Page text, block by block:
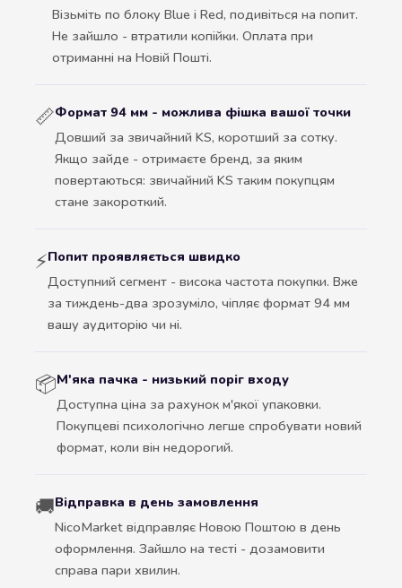
Візьміть по блоку Blue і Red, подивіться на попит.
Не зайшло - втратили копійки. Оплата при
отриманні на Новій Пошті.
📏Формат 94 мм - можлива фішка вашої точки
Довший за звичайний KS, коротший за сотку.
Якщо зайде - отримаєте бренд, за яким
повертаються: звичайний KS таким покупцям
стане закороткий.
⚡Попит проявляється швидко
Доступний сегмент - висока частота покупки. Вже
за тиждень-два зрозуміло, чіпляє формат 94 мм
вашу аудиторію чи ні.
📦М'яка пачка - низький поріг входу
Доступна ціна за рахунок м'якої упаковки.
Покупцеві психологічно легше спробувати новий
формат, коли він недорогий.
🚚Відправка в день замовлення
NicoMarket відправляє Новою Поштою в день
оформлення. Зайшло на тесті - дозамовити
справа пари хвилин.